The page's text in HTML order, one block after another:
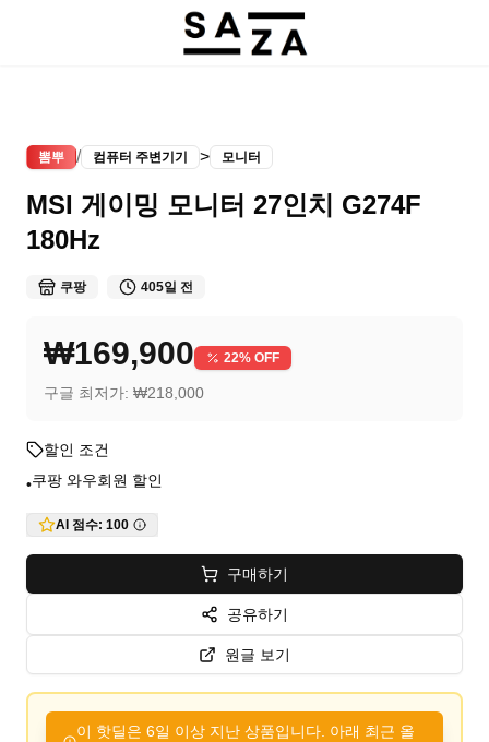
뽐뿌 / 컴퓨터 주변기기 > 모니터
MSI 게이밍 모니터 27인치 G274F
180Hz
쿠팡 405일 전
₩169,900 22% OFF
구글 최저가: ₩218,000
할인 조건
•쿠팡 와우회원 할인
AI 점수: 100
구매하기
공유하기
원글 보기
이 핫딜은 6일 이상 지난 상품입니다. 아래 최근 올